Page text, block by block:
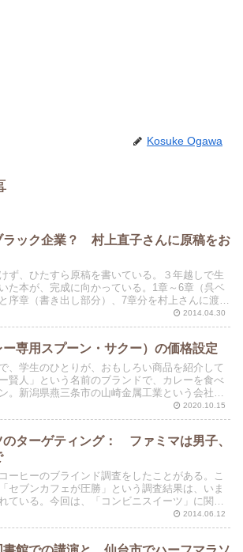
Kosuke Ogawa
ラック企業？ 村上直子さんに原稿をお
ず、ひたすら原稿を書いている。３年越しで生
た本が、完成に向かっている。1章～6章（呉ベ
序章（書き出し部分）、7章分を村上さんに渡す
2014.04.30
専用スプーン・サクー）の価格設定
、学生のひとりが、おもしろい商品を紹介して
賢人」という名前のブランドで、カレーを食べ
。新潟県燕三条市の山崎金属工業という会社が
値段は1100円（＋消費税）。同社...
2020.10.15
のターゲティング： ファミマは男子、
ーヒーのブラインド調査をしたことがある。こ
セブンカフェが圧勝」という調査結果は、いま
ている。今回は、「コンビニスイーツ」に関す
。ポジショニングについての班ごとの...2014.06.12